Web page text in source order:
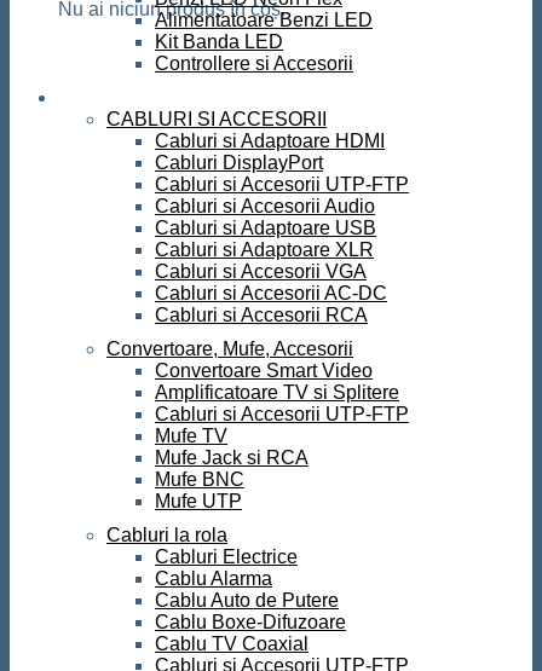
Nu ai niciun produs în coș.
Alimentatoare Benzi LED
Kit Banda LED
Controllere si Accesorii
CABLURI SI ACCESORII
Cabluri si Adaptoare HDMI
Cabluri DisplayPort
Cabluri si Accesorii UTP-FTP
Cabluri si Accesorii Audio
Cabluri si Adaptoare USB
Cabluri si Adaptoare XLR
Cabluri si Accesorii VGA
Cabluri si Accesorii AC-DC
Cabluri si Accesorii RCA
Convertoare, Mufe, Accesorii
Convertoare Smart Video
Amplificatoare TV si Splitere
Cabluri si Accesorii UTP-FTP
Mufe TV
Mufe Jack si RCA
Mufe BNC
Mufe UTP
Cabluri la rola
Cabluri Electrice
Cablu Alarma
Cablu Auto de Putere
Cablu Boxe-Difuzoare
Cablu TV Coaxial
Cabluri si Accesorii UTP-FTP